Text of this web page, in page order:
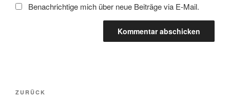
Benachrichtige mich über neue Beiträge via E-Mail.
Beitragsnavigation
Vorheriger
ZURÜCK